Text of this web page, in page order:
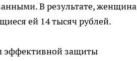
В результате, женщина
ей 14 тысяч рублей.
эффективной защиты